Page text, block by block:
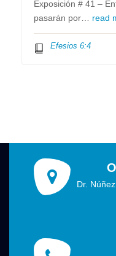
Exposición # 41 –
pasarán por… read
Efesios 6:4
Dr.